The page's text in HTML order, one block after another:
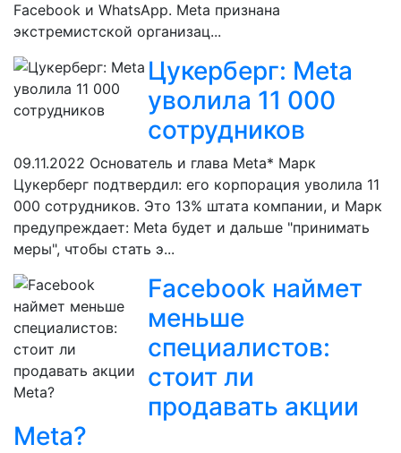
Facebook и WhatsApp. Meta признана
экстремистской организац...
Цукерберг: Meta
уволила 11 000
сотрудников
09.11.2022 Основатель и глава Meta* Марк
Цукерберг подтвердил: его корпорация уволила 11
000 сотрудников. Это 13% штата компании, и Марк
предупреждает: Meta будет и дальше "принимать
меры", чтобы стать э...
Facebook наймет
меньше
специалистов:
стоит ли
продавать акции
Meta?